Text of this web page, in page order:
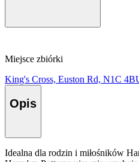
Miejsce zbiórki
King's Cross, Euston Rd, N1C
Opis
Idealna dla rodzin i miłośników